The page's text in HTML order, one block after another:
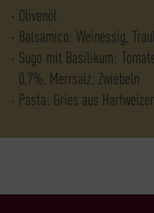
Olivenöl
Balsamico: Weinessig,
Sugo mit Basilikum:
0,7%, Merrsalz, Zwiebeln
Pasta: Gries aus